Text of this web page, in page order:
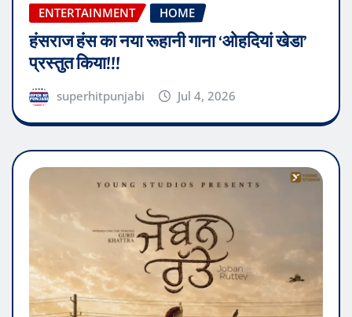
ENTERTAINMENT HOME
हंसराज हंस का नया रूहानी गाना ‘ओहदियां खेडा’
प्रस्तुत किया!!!
superhitpunjabi Jul 4, 2026